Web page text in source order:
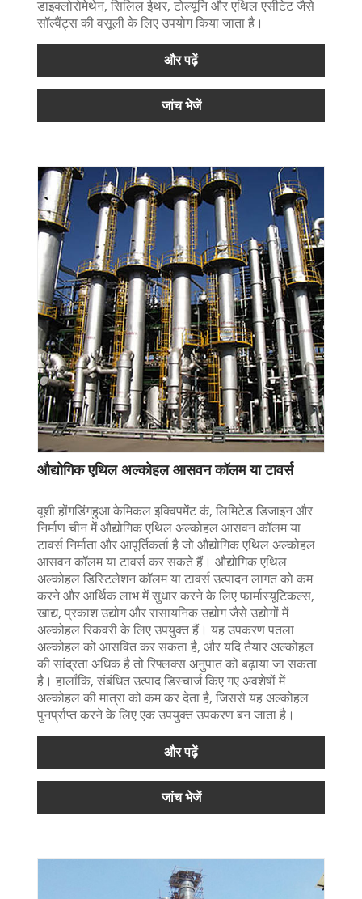
डाइक्लोरोमेथेन, सिलिल ईथर, टोल्यूनि और एथिल एसीटेट जैसे
सॉल्वैंट्स की वसूली के लिए उपयोग किया जाता है।
और पढ़ें
जांच भेजें
औद्योगिक एथिल अल्कोहल आसवन कॉलम या टावर्स
वूशी होंगडिंगहुआ केमिकल इक्विपमेंट कं, लिमिटेड डिजाइन और
निर्माण चीन में औद्योगिक एथिल अल्कोहल आसवन कॉलम या
टावर्स निर्माता और आपूर्तिकर्ता है जो औद्योगिक एथिल अल्कोहल
आसवन कॉलम या टावर्स कर सकते हैं। औद्योगिक एथिल
अल्कोहल डिस्टिलेशन कॉलम या टावर्स उत्पादन लागत को कम
करने और आर्थिक लाभ में सुधार करने के लिए फार्मास्यूटिकल्स,
खाद्य, प्रकाश उद्योग और रासायनिक उद्योग जैसे उद्योगों में
अल्कोहल रिकवरी के लिए उपयुक्त हैं। यह उपकरण पतला
अल्कोहल को आसवित कर सकता है, और यदि तैयार अल्कोहल
की सांद्रता अधिक है तो रिफ्लक्स अनुपात को बढ़ाया जा सकता
है। हालाँकि, संबंधित उत्पाद डिस्चार्ज किए गए अवशेषों में
अल्कोहल की मात्रा को कम कर देता है, जिससे यह अल्कोहल
पुनर्प्राप्त करने के लिए एक उपयुक्त उपकरण बन जाता है।
और पढ़ें
जांच भेजें